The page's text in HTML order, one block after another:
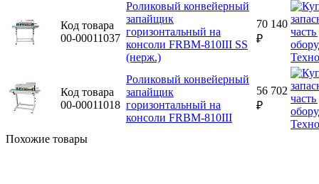
Код товара
00-00011037
Роликовый конвейерный
запайщик
горизонтальный на
консоли FRBM-810III SS
(нерж.)
70 140
₽
Код товара
00-00011018
Роликовый конвейерный
запайщик
горизонтальный на
консоли FRBM-810III
56 702
₽
Похожие товары